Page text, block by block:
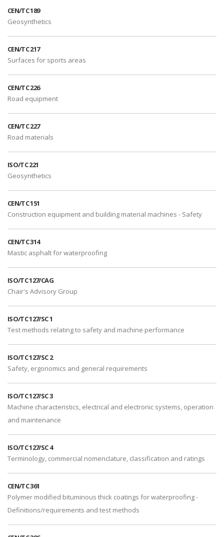
CEN/TC 189
Geosynthetics
CEN/TC 217
Surfaces for sports areas
CEN/TC 226
Road equipment
CEN/TC 227
Road materials
ISO/TC 221
Geosynthetics
CEN/TC 151
Construction equipment and building material machines - Safety
CEN/TC 314
Mastic asphalt for waterproofing
ISO/TC 127/CAG
Chair's Advisory Group
ISO/TC 127/SC 1
Test methods relating to safety and machine performance
ISO/TC 127/SC 2
Safety, ergonomics and general requirements
ISO/TC 127/SC 3
Machine characteristics, electrical and electronic systems, operation
and maintenance
ISO/TC 127/SC 4
Terminology, commercial nomenclature, classification and ratings
CEN/TC 361
Polymer modified bituminous thick coatings for waterproofing -
Definitions/requirements and test methods